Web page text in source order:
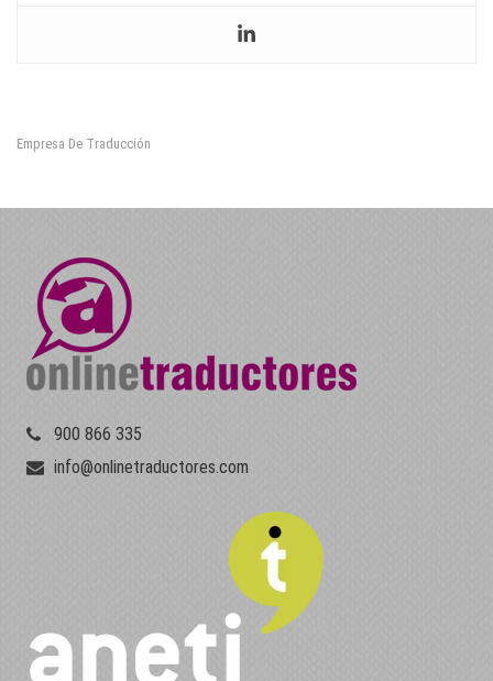
Empresa De Traducción
900 866 335
info@onlinetraductores.com